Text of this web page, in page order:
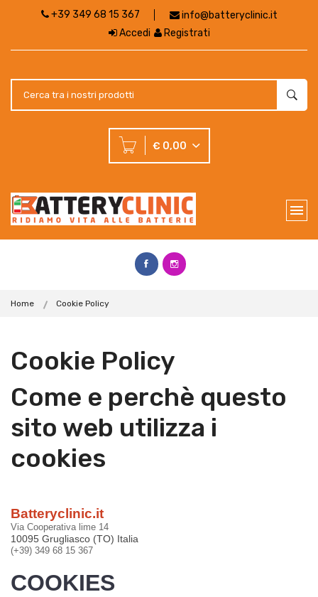
+39 349 68 15 367
info@batteryclinic.it
Accedi
Registrati
€ 0,00
Home Cookie Policy
Cookie Policy
Come e perchè questo
sito web utilizza i
cookies
Batteryclinic.it
Via Cooperativa lime 14
10095 Grugliasco (TO) Italia
(+39) 349 68 15 367
COOKIES